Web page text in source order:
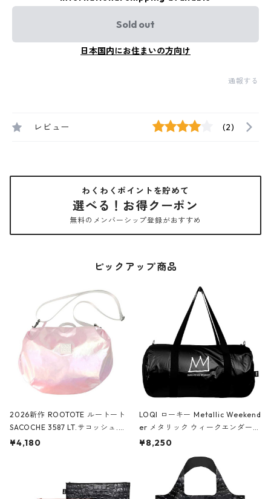
Sold out
日本国内にお住まいの方向け
通報する
レビュー (2)
わくわくポイントを貯めて
選べる！お得クーポン
無料のメンバーシップ登録がおすすめ
ピックアップ商品
2026新作 ROOTOTE ルートート
SACOCHE 3587 LT.サコッシュ.ル
ミエ-B ショルダーバッグ グロスピ
¥4,180
LOQI ローキー Metallic Weekend
er メタリック ウィークエンダー
ボストンバッグ ショルダーバッグ
Black ジャン=ミッシェル・バスキ
ア/クラウン ブラック
¥8,250